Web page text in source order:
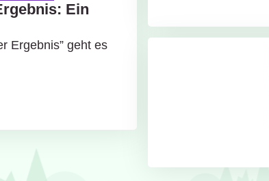
Ein
Ergebnis” geht es